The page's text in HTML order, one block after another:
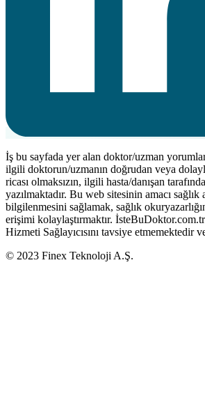
İş bu sayfada yer alan doktor/uzman
ilgili doktorun/uzmanın doğrudan veya
ricası olmaksızın, ilgili hasta/danışan
yazılmaktadır. Bu web sitesinin amacı
bilgilenmesini sağlamak, sağlık
erişimi kolaylaştırmaktır.
Hizmeti Sağlayıcısını tavsiye etmemektedir
© 2023 Finex Teknoloji A.Ş.